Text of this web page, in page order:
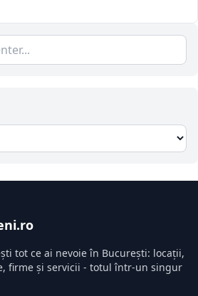
tot ce ai nevoie în București: locații,
firme și servicii - totul într-un singur